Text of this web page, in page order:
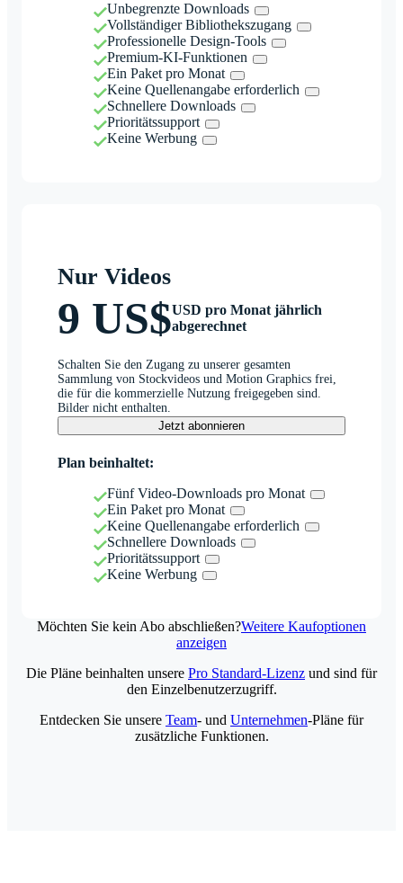
Unbegrenzte Downloads
Vollständiger Bibliothekszugang
Professionelle Design-Tools
Premium-KI-Funktionen
Ein Paket pro Monat
Keine Quellenangabe erforderlich
Schnellere Downloads
Prioritätssupport
Keine Werbung
Nur Videos
9 US$USD pro Monat jährlich
abgerechnet
Schalten Sie den Zugang zu unserer gesamten
Sammlung von Stockvideos und Motion Graphics frei,
die für die kommerzielle Nutzung freigegeben sind.
Bilder nicht enthalten.
Jetzt abonnieren
Plan beinhaltet:
Fünf Video-Downloads pro Monat
Ein Paket pro Monat
Keine Quellenangabe erforderlich
Schnellere Downloads
Prioritätssupport
Keine Werbung
Möchten Sie kein Abo abschließen?Weitere Kaufoptionen
anzeigen
Die Pläne beinhalten unsere Pro Standard-Lizenz und sind für
den Einzelbenutzerzugriff.
Entdecken Sie unsere Team- und Unternehmen-Pläne für
zusätzliche Funktionen.